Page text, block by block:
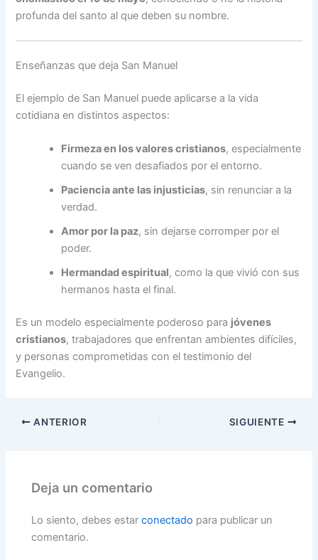
profunda del santo al que deben su nombre.
Enseñanzas que deja San Manuel
El ejemplo de San Manuel puede aplicarse a la vida
cotidiana en distintos aspectos:
Firmeza en los valores cristianos, especialmente
cuando se ven desafiados por el entorno.
Paciencia ante las injusticias, sin renunciar a la
verdad.
Amor por la paz, sin dejarse corromper por el
poder.
Hermandad espiritual, como la que vivió con sus
hermanos hasta el final.
Es un modelo especialmente poderoso para jóvenes
cristianos, trabajadores que enfrentan ambientes difíciles,
y personas comprometidas con el testimonio del
Evangelio.
ANTERIOR SIGUIENTE
Deja un comentario
Lo siento, debes estarconectado para publicar un
comentario.